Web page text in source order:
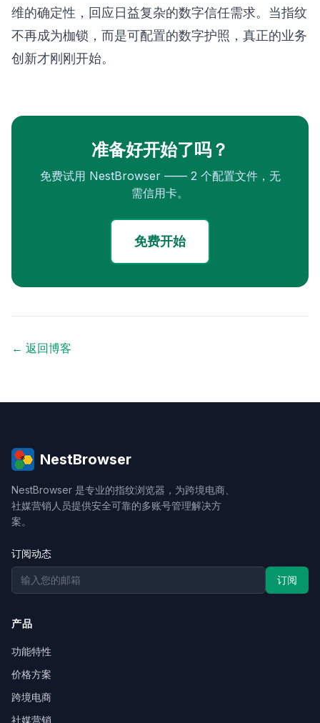
维的确定性，回应日益复杂的数字信任需求。当指纹
不再成为枷锁，而是可配置的数字护照，真正的业务
创新才刚刚开始。
准备好开始了吗？
免费试用 NestBrowser —— 2 个配置文件，无
需信用卡。
免费开始
← 返回博客
NestBrowser
NestBrowser 是专业的指纹浏览器，为跨境电商、
社媒营销人员提供安全可靠的多账号管理解决方
案。
订阅动态
订阅
产品
功能特性
价格方案
跨境电商
社媒营销